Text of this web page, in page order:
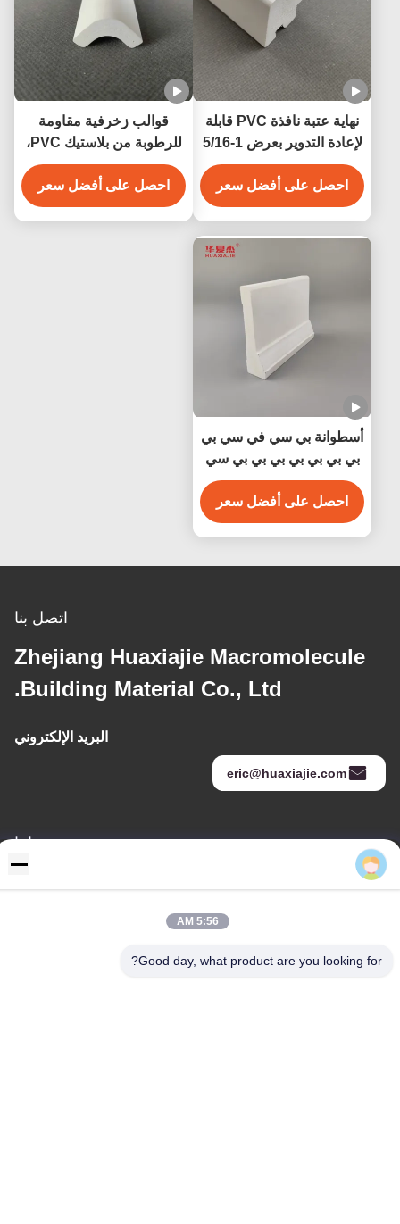
نهاية عتبة نافذة PVC قابلة
لإعادة التدوير بعرض 1-5/16
بوصة × ارتفاع 1-3/8 بوصة،
زخرفة داخلية من قوالب
PVC
احصل على أفضل سعر
قوالب زخرفية مقاومة
للرطوبة من بلاستيك PVC،
قوالب بيضاء من بلاستيك
PVC مقاس 3/4 بوصة
للديكور الداخلي والخارجي
احصل على أفضل سعر
أسطوانة بي سي في سي بي
بي بي بي بي بي بي بي سي
بيضاء مضادة للماء سهلة
التنظيف
احصل على أفضل سعر
اتصل بنا
Zhejiang Huaxiajie Macromolecule
Building Material Co., Ltd.
البريد الإلكتروني
eric@huaxiajie.com
عنواننا
عنوان
هاتف
Eric
5:56 AM
Good day, what product are you looking for?